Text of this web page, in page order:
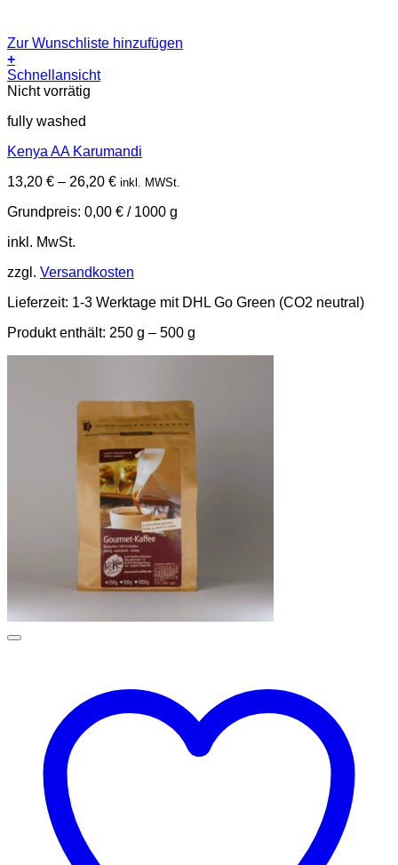
Zur Wunschliste hinzufügen
+
Dieses
Produkt
mehrere
auf.
Optionen
auf
der
Produktseite
gewählt
werden
Schnellansicht
Nicht vorrätig
fully washed
Kenya AA Karumandi
13,20 € – 26,20 € inkl. MWSt.
Grundpreis: 0,00 € / 1000 g
inkl. MwSt.
zzgl. Versandkosten
Lieferzeit: 1-3 Werktage mit DHL Go Green (CO2 neutral)
Produkt enthält: 250 g – 500 g